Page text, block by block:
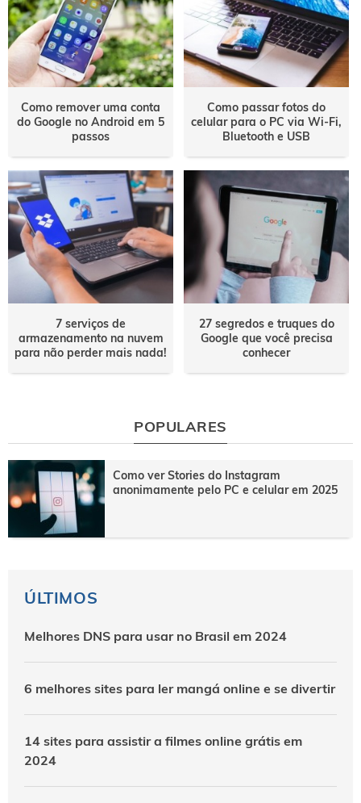
Como remover uma conta
do Google no Android em 5
passos
Como passar fotos do
celular para o PC via Wi-Fi,
Bluetooth e USB
7 serviços de
armazenamento na nuvem
para não perder mais nada!
27 segredos e truques do
Google que você precisa
conhecer
POPULARES
Como ver Stories do Instagram
anonimamente pelo PC e celular em 2025
ÚLTIMOS
Melhores DNS para usar no Brasil em 2024
6 melhores sites para ler mangá online e se divertir
14 sites para assistir a filmes online grátis em
2024